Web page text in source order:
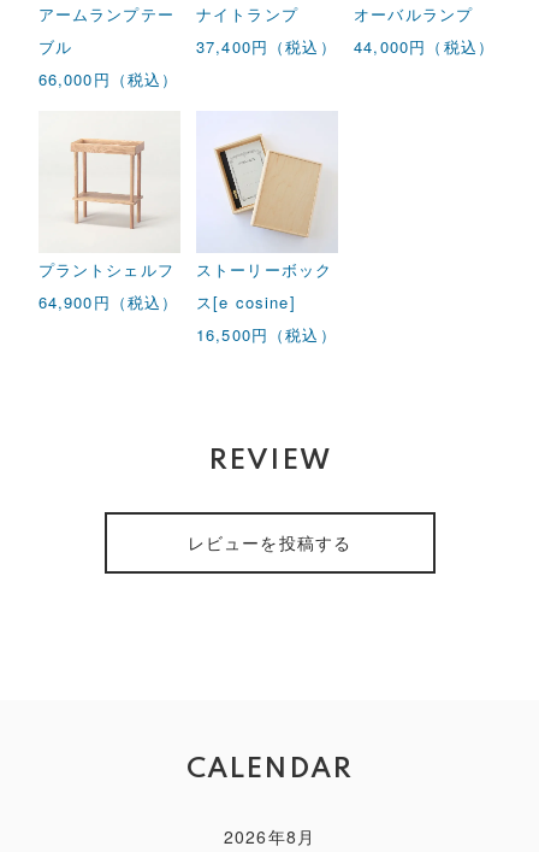
アームランプテー
ブル
66,000円（税込）
ナイトランプ
37,400円（税込）
オーバルランプ
44,000円（税込）
プラントシェルフ
64,900円（税込）
ストーリーボック
ス[e cosine]
16,500円（税込）
REVIEW
レビューを投稿する
CALENDAR
2026年8月